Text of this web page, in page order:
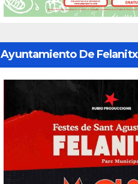
Ayuntamiento De Felanitx